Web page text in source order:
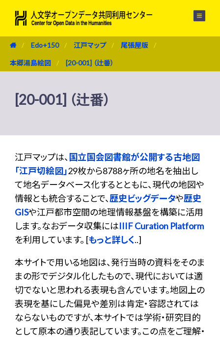
Edo+150 江戸マップ 尾張屋版
本郷湯島絵図 [20-001] （辻番）
[20-001] （辻番）
江戸マップは、 国立国会図書館が公開する古地図
「江戸切絵図」29枚から8788ヶ所の地名を抽出し
て地名データベース化するとともに、現代の地図や
情報とも統合することで、歴史ビッグデータや歴史
GISや江戸都市空間の地理情報基盤を構築に活用
します。なおデータ収集にはIIIF Curation Platform
を利用しています。 [もっと詳しく..]
本サイトで用いる地図は、発行当時の資料をそのま
まの形でデジタル化したもので、現代においては適
切でないと思われる表現も含んでいます。地図上の
表現を基にした偏見や差別は肯定・容認されては
ならないものですが、本サイトでは学術・研究目的
として原本の通り表記しています。この点をご理解・